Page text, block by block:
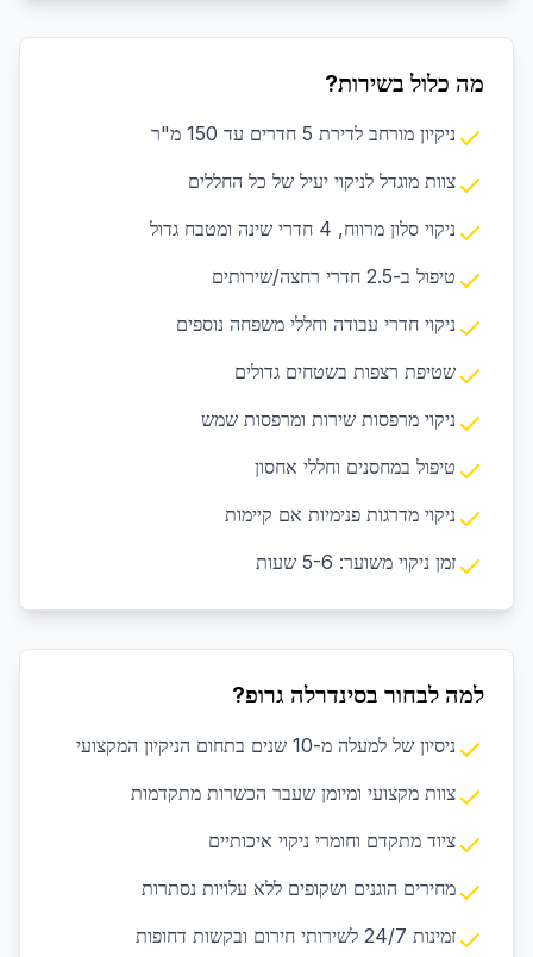
מה כלול בשירות?
ניקיון מורחב לדירת 5 חדרים עד 150 מ"ר
צוות מוגדל לניקוי יעיל של כל החללים
ניקוי סלון מרווח, 4 חדרי שינה ומטבח גדול
טיפול ב-2.5 חדרי רחצה/שירותים
ניקוי חדרי עבודה וחללי משפחה נוספים
שטיפת רצפות בשטחים גדולים
ניקוי מרפסות שירות ומרפסות שמש
טיפול במחסנים וחללי אחסון
ניקוי מדרגות פנימיות אם קיימות
זמן ניקוי משוער: 5-6 שעות
למה לבחור בסינדרלה גרופ?
ניסיון של למעלה מ-10 שנים בתחום הניקיון המקצועי
צוות מקצועי ומיומן שעבר הכשרות מתקדמות
ציוד מתקדם וחומרי ניקוי איכותיים
מחירים הוגנים ושקופים ללא עלויות נסתרות
זמינות 24/7 לשירותי חירום ובקשות דחופות